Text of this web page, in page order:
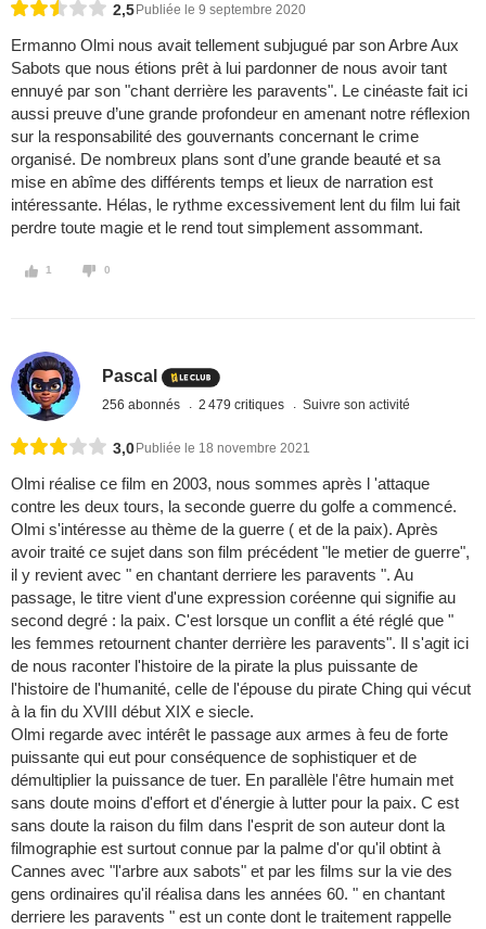
2,5 Publiée le 9 septembre 2020
Ermanno Olmi nous avait tellement subjugué par son Arbre Aux
Sabots que nous étions prêt à lui pardonner de nous avoir tant
ennuyé par son "chant derrière les paravents". Le cinéaste fait ici
aussi preuve d’une grande profondeur en amenant notre réflexion
sur la responsabilité des gouvernants concernant le crime
organisé. De nombreux plans sont d’une grande beauté et sa
mise en abîme des différents temps et lieux de narration est
intéressante. Hélas, le rythme excessivement lent du film lui fait
perdre toute magie et le rend tout simplement assommant.
1 0
Pascal
256 abonnés 2 479 critiques Suivre son activité
3,0 Publiée le 18 novembre 2021
Olmi réalise ce film en 2003, nous sommes après l 'attaque
contre les deux tours, la seconde guerre du golfe a commencé.
Olmi s'intéresse au thème de la guerre ( et de la paix). Après
avoir traité ce sujet dans son film précédent "le metier de guerre",
il y revient avec " en chantant derriere les paravents ". Au
passage, le titre vient d'une expression coréenne qui signifie au
second degré : la paix. C'est lorsque un conflit a été réglé que "
les femmes retournent chanter derrière les paravents". Il s'agit ici
de nous raconter l'histoire de la pirate la plus puissante de
l'histoire de l'humanité, celle de l'épouse du pirate Ching qui vécut
à la fin du XVIII début XIX e siecle.
Olmi regarde avec intérêt le passage aux armes à feu de forte
puissante qui eut pour conséquence de sophistiquer et de
démultiplier la puissance de tuer. En parallèle l'être humain met
sans doute moins d'effort et d'énergie à lutter pour la paix. C est
sans doute la raison du film dans l'esprit de son auteur dont la
filmographie est surtout connue par la palme d'or qu'il obtint à
Cannes avec "l'arbre aux sabots" et par les films sur la vie des
gens ordinaires qu'il réalisa dans les années 60. " en chantant
derriere les paravents " est un conte dont le traitement rappelle